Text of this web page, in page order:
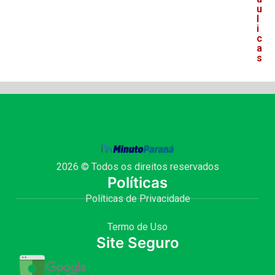
u
i
c
a
s
2026 © Todos os direitos reservados
Políticas
Políticas de Privacidade
Termo de Uso
Site Seguro